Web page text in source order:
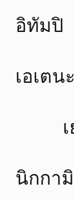
สังเ
ะ สัจ
ปะยุ
โน